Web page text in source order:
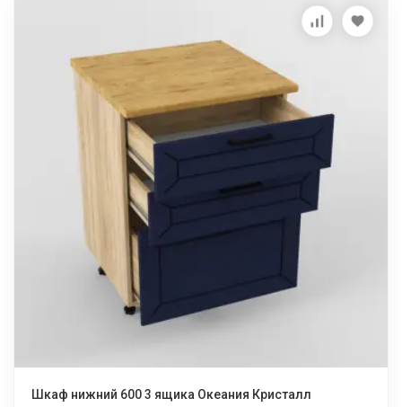
Шкаф нижний 600 3 ящика Океания Кристалл